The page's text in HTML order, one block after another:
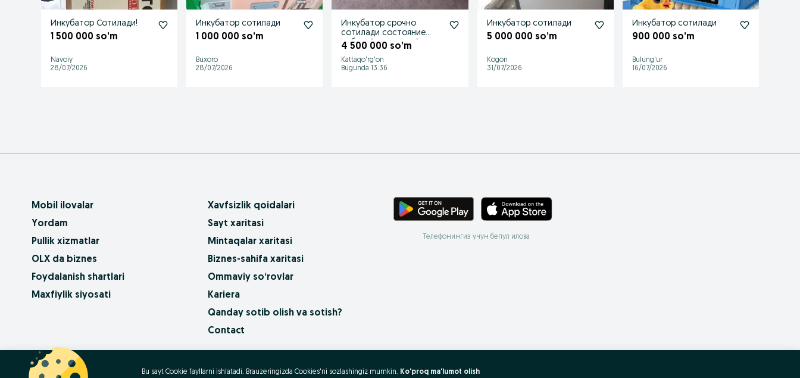
Инкубатор Сотилади!
1 500 000 so’m
Navoiy
28/07/2026
Инкубатор сотилади
1 000 000 so’m
Buxoro
28/07/2026
Инкубатор срочно
сотилади состояние
рабочей мингталий
4 500 000 so’m
Kattaqo'rg'on
Bugunda 13:36
Инкубатор сотилади
5 000 000 so’m
Kogon
31/07/2026
Инкубатор сотилади
900 000 so’m
Bulung'ur
16/07/2026
Mobil ilovalar
Yordam
Pullik xizmatlar
OLX da biznes
Foydalanish shartlari
Maxfiylik siyosati
Xavfsizlik qoidalari
Sayt xaritasi
Mintaqalar xaritasi
Biznes-sahifa xaritasi
Ommaviy so‘rovlar
Kariera
Qanday sotib olish va sotish?
Contact
Телефонингиз учун бепул илова
OLX.bg
Bu sayt Cookie fayllarni ishlatadi. Brauzeringizda Cookies'ni sozlashingiz mumkin. Ko'proq ma'lumot olish